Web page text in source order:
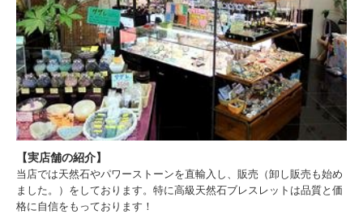
【実店舗の紹介】
当店では天然石やパワーストーンを直輸入し、販売（卸し販売も始め
ました。）をしております。特に高級天然石ブレスレットは品質と価
格に自信をもっております！